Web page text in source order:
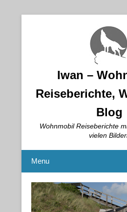
Iwan –
Reiseberichte,
Blog
Wohnmobil Reiseberichte
vielen
Menu